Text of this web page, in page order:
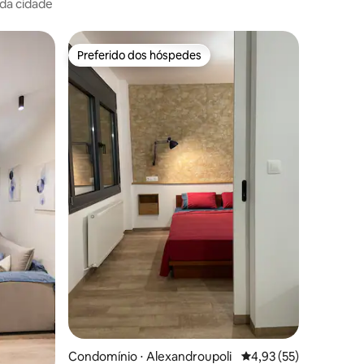
cidade
hóspedes Preferido dos hóspedes
Preferido dos hóspedes
Condomínio ⋅ Alexandroupoli 4,93 de uma
4,93 (55)